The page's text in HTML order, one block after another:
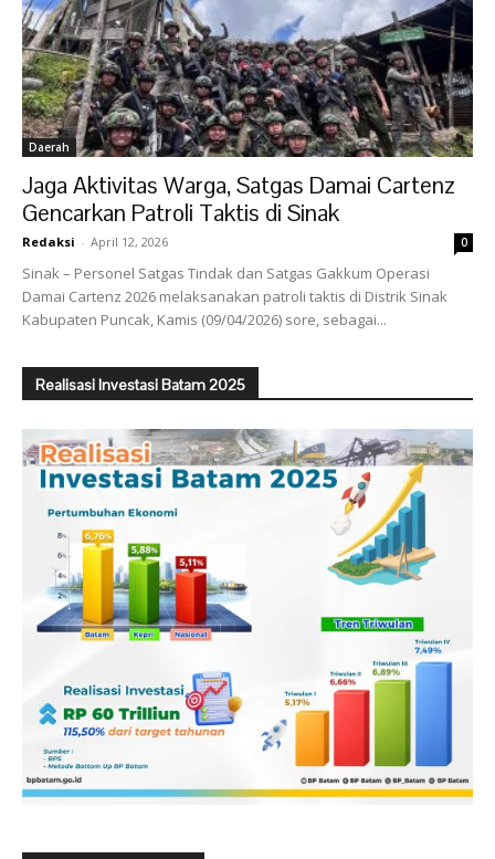
Daerah
Jaga Aktivitas Warga, Satgas Damai Cartenz
Gencarkan Patroli Taktis di Sinak
Redaksi - April 12, 2026 0
Sinak – Personel Satgas Tindak dan Satgas Gakkum Operasi
Damai Cartenz 2026 melaksanakan patroli taktis di Distrik Sinak
Kabupaten Puncak, Kamis (09/04/2026) sore, sebagai...
Realisasi Investasi Batam 2025